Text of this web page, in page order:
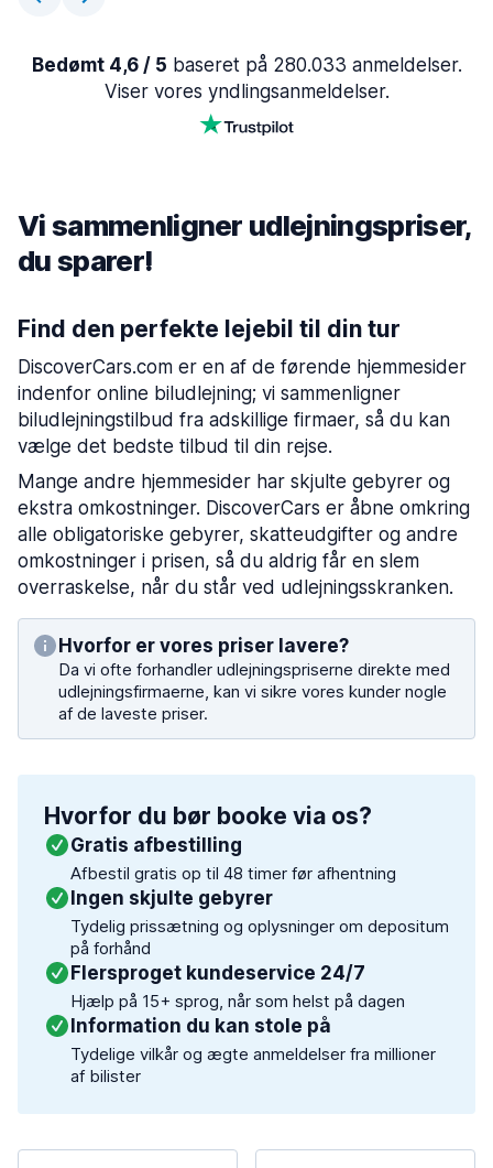
Bedømt 4,6 / 5 baseret på 280.033 anmeldelser.
Viser vores yndlingsanmeldelser.
Vi sammenligner udlejningspriser,
du sparer!
Find den perfekte lejebil til din tur
DiscoverCars.com er en af de førende hjemmesider
indenfor online biludlejning; vi sammenligner
biludlejningstilbud fra adskillige firmaer, så du kan
vælge det bedste tilbud til din rejse.
Mange andre hjemmesider har skjulte gebyrer og
ekstra omkostninger. DiscoverCars er åbne omkring
alle obligatoriske gebyrer, skatteudgifter og andre
omkostninger i prisen, så du aldrig får en slem
overraskelse, når du står ved udlejningsskranken.
Hvorfor er vores priser lavere?
Da vi ofte forhandler udlejningspriserne direkte med
udlejningsfirmaerne, kan vi sikre vores kunder nogle
af de laveste priser.
Hvorfor du bør booke via os?
Gratis afbestilling
Afbestil gratis op til 48 timer før afhentning
Ingen skjulte gebyrer
Tydelig prissætning og oplysninger om depositum
på forhånd
Flersproget kundeservice 24/7
Hjælp på 15+ sprog, når som helst på dagen
Information du kan stole på
Tydelige vilkår og ægte anmeldelser fra millioner
af bilister